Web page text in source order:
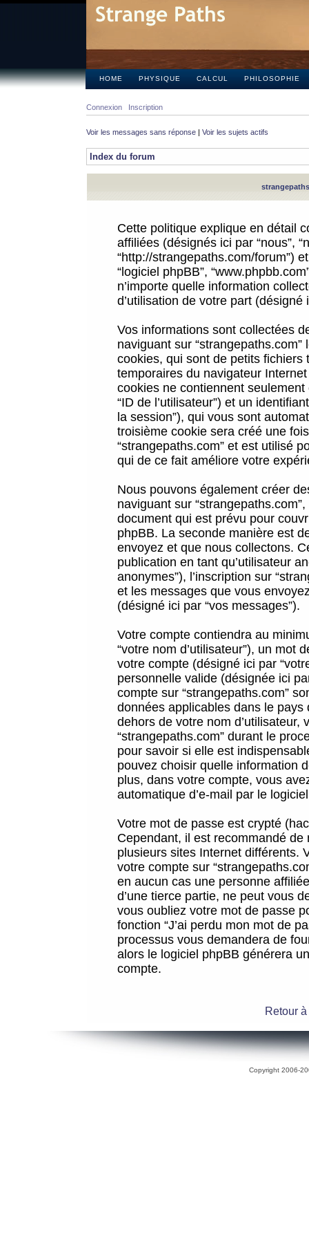
HOME PHYSIQUE CALCUL PHILOSOPHIE
Connexion Inscription
Voir les messages sans réponse | Voir les sujets actifs
Index du forum
Cette politique explique en détail
affiliées (désignés ici par “nous”,
“http://strangepaths.com/forum”)
“logiciel phpBB”,
n’importe quelle information
d’utilisation de votre part (désigné
Vos informations sont collectées
naviguant sur
cookies, qui sont de petits
temporaires du navigateur
cookies ne contiennent
“ID de l’utilisateur”) et un
la session”), qui vous sont
troisième cookie sera créé une
“strangepaths.com” et est utilisé
qui de ce fait améliore votre
Nous pouvons également créer
naviguant sur
document qui est prévu pour
phpBB. La seconde manière est
envoyez et que nous collectons.
publication en tant qu’utilisateur
anonymes”), l’inscription sur
et les messages que vous
(désigné ici par “vos messages”).
Votre compte contiendra au
“votre nom d’utilisateur”), un mot
votre compte (désigné ici par
personnelle valide (désignée ici
compte sur “strangepaths.com”
données applicables dans le
dehors de votre nom
“strangepaths.com” durant le
pour savoir si elle est
pouvez choisir quelle information
plus, dans votre compte, vous
automatique d’e-mail par le
Votre mot de passe est crypté
Cependant, il est recommandé
plusieurs sites Internet différents.
votre compte sur
en aucun cas une personne
d’une tierce partie, ne peut vous
vous oubliez votre mot de passe
fonction “J’ai perdu mon mot de
processus vous demandera de
alors le logiciel phpBB générera
compte.
Retour
Copyright 2006-